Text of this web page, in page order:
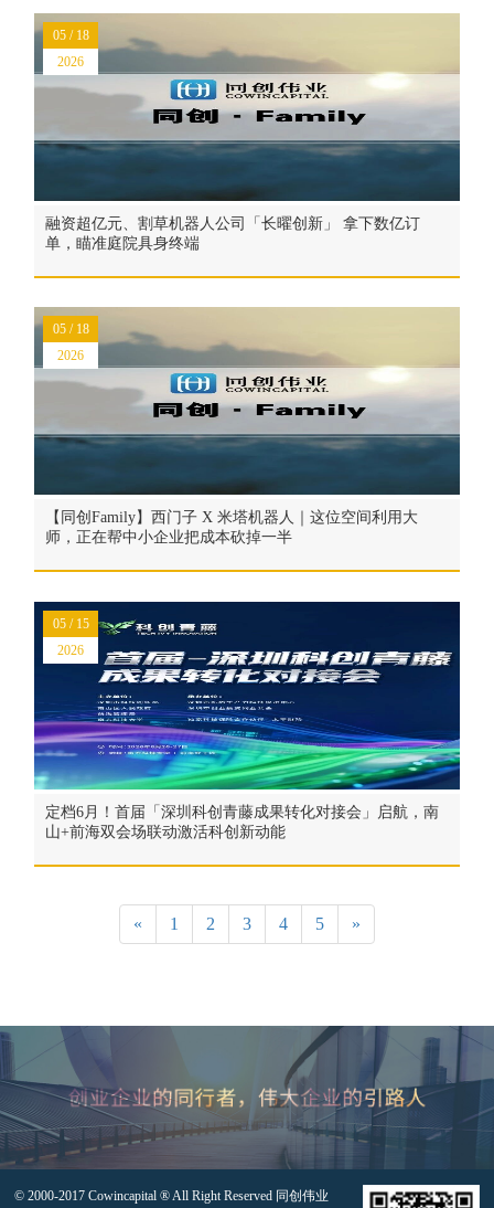
融资超亿元、割草机器人公司「长曜创新」 拿下数亿订
单，瞄准庭院具身终端
05 / 18
2026
【同创Family】西门子 X 米塔机器人｜这位空间利用大
师，正在帮中小企业把成本砍掉一半
05 / 18
2026
定档6月！首届「深圳科创青藤成果转化对接会」启航，南
山+前海双会场联动激活科创新动能
05 / 15
2026
« 1 2 3 4 5 »
© 2000-2017 Cowincapital ® All Right Reserved 同创伟业